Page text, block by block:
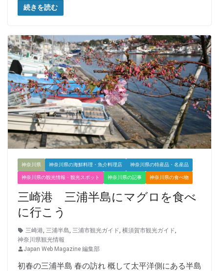
続きを読む
神奈川県 神奈川県の海鮮料理・魚介料理店 神奈川県の特産品・名産品
神奈川県の観光情報・観光スポット 神奈川県の記事 神奈川県の食べ物
三崎港 三浦半島にマグロを食べ
に行こう
三崎港 三浦半島 三浦市観光ガイド 横須賀市観光ガイド
神奈川県観光情報
Japan Web Magazine 編集部
初春の三浦半島 春の訪れ 概して太平洋側にある半島